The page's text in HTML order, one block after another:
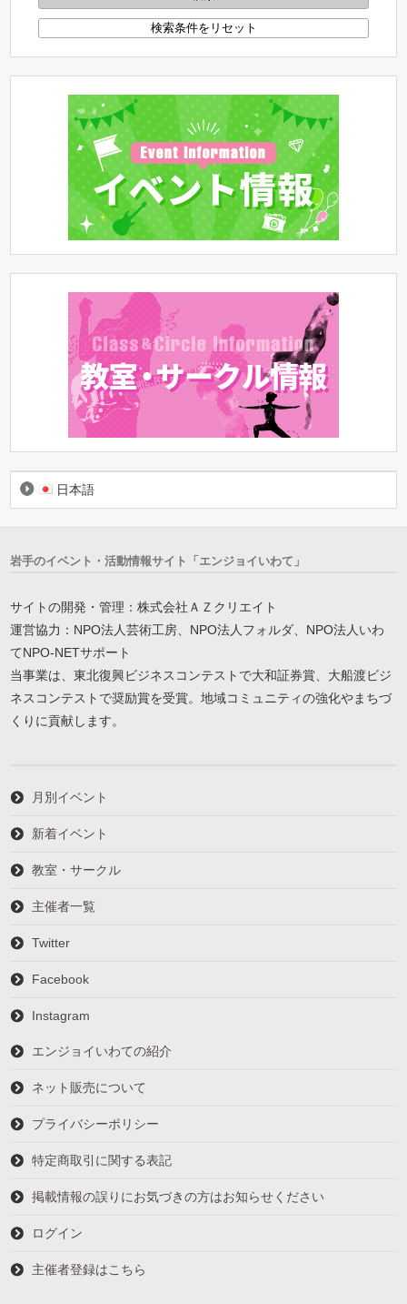
日本語
岩手のイベント・活動情報サイト「エンジョイいわて」
サイトの開発・管理：株式会社ＡＺクリエイト
運営協力：NPO法人芸術工房、NPO法人フォルダ、NPO法人いわ
てNPO-NETサポート
当事業は、東北復興ビジネスコンテストで大和証券賞、大船渡ビジ
ネスコンテストで奨励賞を受賞。地域コミュニティの強化やまちづ
くりに貢献します。
月別イベント
新着イベント
教室・サークル
主催者一覧
Twitter
Facebook
Instagram
エンジョイいわての紹介
ネット販売について
プライバシーポリシー
特定商取引に関する表記
掲載情報の誤りにお気づきの方はお知らせください
ログイン
主催者登録はこちら